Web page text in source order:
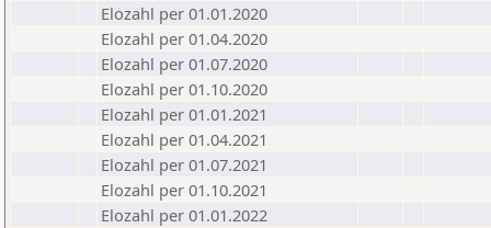
Elozahl per 01.01.2020
Elozahl per 01.04.2020
Elozahl per 01.07.2020
Elozahl per 01.10.2020
Elozahl per 01.01.2021
Elozahl per 01.04.2021
Elozahl per 01.07.2021
Elozahl per 01.10.2021
Elozahl per 01.01.2022